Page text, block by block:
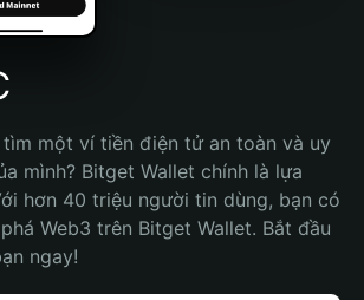
tìm một ví tiền điện tử an toàn và uy
mình? Bitget Wallet chính là lựa
hơn 40 triệu người tin dùng, bạn có
Web3 trên Bitget Wallet. Bắt đầu
ngay!